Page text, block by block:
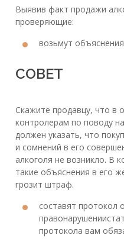
Выявив факт продажи
проверяющие:
возьмут
СОВЕТ
Скажите продавцу, что в
контролерам по поводу
должен указать, что
и сомнений в его
алкоголя не возникло. В
такие объяснения в его
грозит штраф.
составят протокол
протокола вам